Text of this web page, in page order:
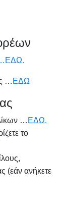
… ΕΔΩ
… ΕΔΩ.
το
(εάν ανήκετε